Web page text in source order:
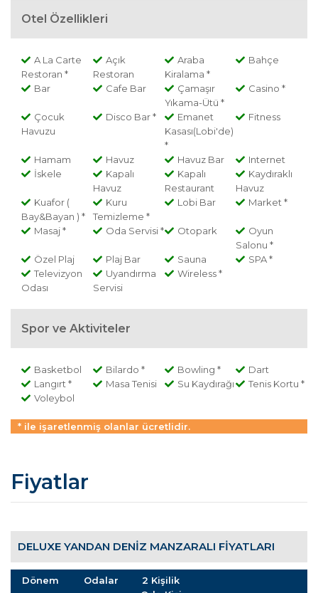
Otel Özellikleri
A La Carte
Restoran *
Açık
Restoran
Araba
Kiralama *
Bahçe
Bar Cafe Bar
Çamaşır
Yıkama-Ütü *
Casino *
Çocuk
Havuzu
Disco Bar *
Emanet
Kasası(Lobi'de)
*
Fitness
Hamam Havuz Havuz Bar
Internet
İskele
Kapalı
Havuz
Kapalı
Restaurant
Kaydıraklı
Havuz
Kuafor (
Bay&Bayan ) *
Kuru
Temizleme *
Lobi Bar Market *
Masaj * Oda Servisi * Otopark
Oyun
Salonu *
Özel Plaj
Plaj Bar Sauna
SPA *
Televizyon
Odası
Uyandırma
Servisi
Wireless *
Spor ve Aktiviteler
Basketbol Bilardo * Bowling *
Dart
Langırt *
Masa Tenisi Su Kaydırağı
Tenis Kortu *
Voleybol
* ile işaretlenmiş olanlar ücretlidir.
Fiyatlar
DELUXE YANDAN DENIZ MANZARALI FIYATLARI
Dönem Odalar
2 Kişilik